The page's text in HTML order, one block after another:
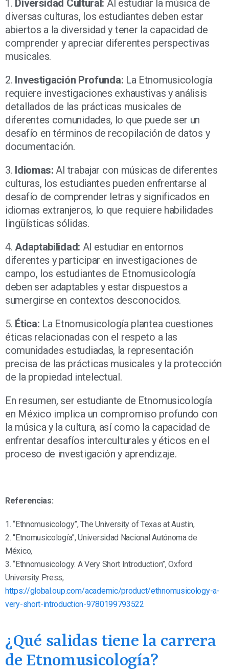
1. Diversidad Cultural: Al estudiar la música de
diversas culturas, los estudiantes deben estar
abiertos a la diversidad y tener la capacidad de
comprender y apreciar diferentes perspectivas
musicales.
2. Investigación Profunda: La Etnomusicología
requiere investigaciones exhaustivas y análisis
detallados de las prácticas musicales de
diferentes comunidades, lo que puede ser un
desafío en términos de recopilación de datos y
documentación.
3. Idiomas: Al trabajar con músicas de diferentes
culturas, los estudiantes pueden enfrentarse al
desafío de comprender letras y significados en
idiomas extranjeros, lo que requiere habilidades
lingüísticas sólidas.
4. Adaptabilidad: Al estudiar en entornos
diferentes y participar en investigaciones de
campo, los estudiantes de Etnomusicología
deben ser adaptables y estar dispuestos a
sumergirse en contextos desconocidos.
5. Ética: La Etnomusicología plantea cuestiones
éticas relacionadas con el respeto a las
comunidades estudiadas, la representación
precisa de las prácticas musicales y la protección
de la propiedad intelectual.
En resumen, ser estudiante de Etnomusicología
en México implica un compromiso profundo con
la música y la cultura, así como la capacidad de
enfrentar desafíos interculturales y éticos en el
proceso de investigación y aprendizaje.
Referencias:
1. “Ethnomusicology”, The University of Texas at Austin,
2. “Etnomusicología”, Universidad Nacional Autónoma de
México,
3. “Ethnomusicology: A Very Short Introduction”, Oxford
University Press,
https://global.oup.com/academic/product/ethnomusicology-a-
very-short-introduction-9780199793522
¿Qué salidas tiene la carrera
de Etnomusicología?